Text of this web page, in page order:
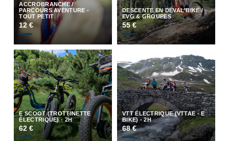
ACCROBRANCHE /
PARCOURS AVENTURE -
TOUT PETIT
12 €
DESCENTE EN DÉVAL'BIKE /
EVG & GROUPES
55 €
E SCOOT (TROTTINETTE
ÉLECTRIQUE) - 2H
62 €
VTT ÉLECTRIQUE (VTTAE - E
BIKE) - 2H
68 €